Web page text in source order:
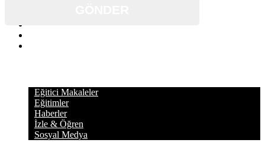
Eğitici Makaleler
Eğitimler
Haberler
İzle & Öğren
Sosyal Medya